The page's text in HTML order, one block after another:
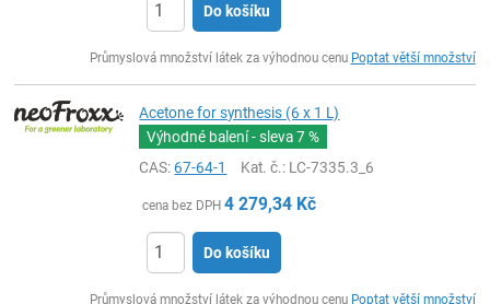
Do košíku
Průmyslová množství látek za výhodnou cenu Poptat větší množství
Acetone for synthesis (6 x 1 L)
Výhodné balení - sleva7 %
CAS:67-64-1 Kat. č.: LC-7335.3_6
cena bez DPH 4 279,34 Kč
Do košíku
Průmyslová množství látek za výhodnou cenu Poptat větší množství